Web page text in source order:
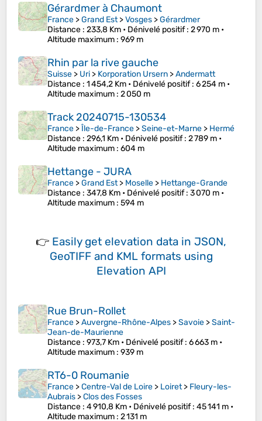
Gérardmer à Chaumont
France >Grand Est>Vosges >Gérardmer
Distance : 233,8 Km • Dénivelé positif: 2 970 m •
Altitude maximum : 969 m
Rhin par la rive gauche
Suisse > Uri > Korporation Ursern >Andermatt
Distance : 1 454,2 Km • Dénivelé positif: 6 254 m •
Altitude maximum : 2 050 m
Track 20240715-130534
France >Île-de-France >Seine-et-Marne > Hermé
Distance : 296,1 Km • Dénivelé positif: 2 789 m •
Altitude maximum : 604 m
Hettange - JURA
France >Grand Est> Moselle > Hettange-Grande
Distance : 347,8 Km • Dénivelé positif: 3 070 m •
Altitude maximum : 594 m
👉 Easily get elevation data in JSON,
GeoTIFF and KML formats using
Elevation API
Rue Brun-Rollet
France >Auvergne-Rhône-Alpes >Savoie >Saint-
Jean-de-Maurienne
Distance : 973,7 Km • Dénivelé positif: 6 663 m •
Altitude maximum : 939 m
RT6-0 Roumanie
France >Centre-Val de Loire > Loiret> Fleury-les-
Aubrais >Clos des Fosses
Distance : 4 910,8 Km • Dénivelé positif: 45 141 m •
Altitude maximum : 2 131 m